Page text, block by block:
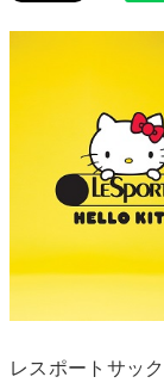
レスポートサッ